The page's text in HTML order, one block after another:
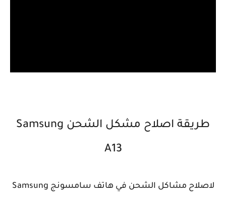
طريقة اصلاح مشكل الشحن Samsung
A13
لاصلاح مشاكل الشحن في هاتف سامسونج Samsung